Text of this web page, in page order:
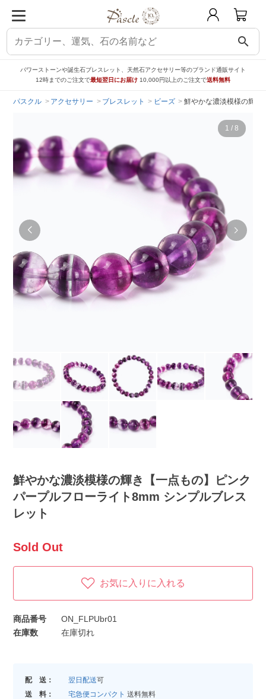
search
パワーストーンや誕生石ブレスレット、天然石アクセサリー等のブランド通販サイト
12時までのご注文で最短翌日にお届け 10,000円以上のご注文で送料無料
パスクル アクセサリー ブレスレット ビーズ 鮮やかな濃淡模様の輝き
1 / 8
鮮やかな濃淡模様の輝き【一点もの】ピンク
パープルフローライト8mm シンプルブレス
レット
Sold Out
お気に入りに入れる
商品番号
ON_FLPUbr01
在庫数
在庫切れ
配 送： 翌日配送可
送 料：
宅急便コンパクト 送料無料